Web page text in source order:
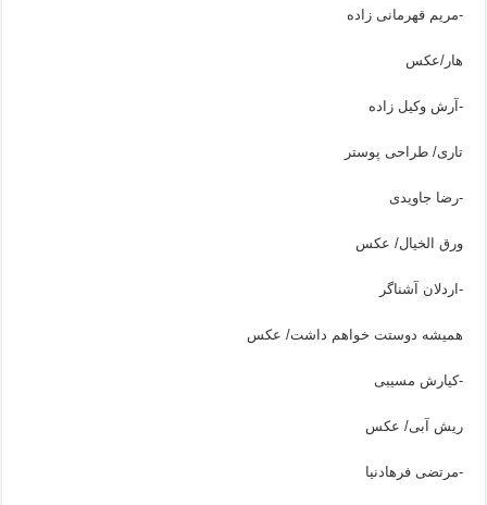
-مریم قهرمانی زاده
هار/عکس
-آرش وکیل زاده
تاری/ طراحی پوستر
-رضا جاویدی
ورق الخیال/ عکس
-اردلان آشناگر
همیشه دوستت خواهم داشت/ عکس
-کیارش مسیبی
ریش آبی/ عکس
-مرتضی فرهادنیا